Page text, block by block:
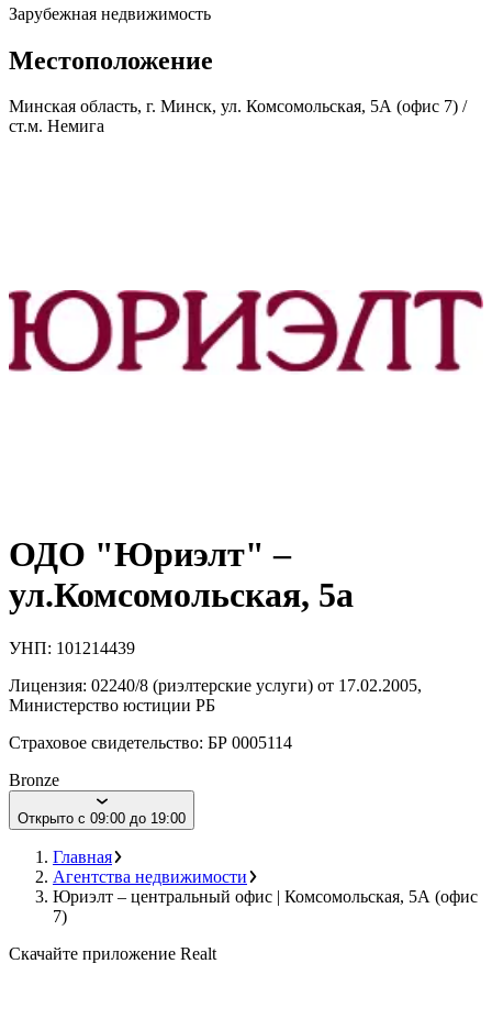
Зарубежная недвижимость
Местоположение
Минская область, г. Минск, ул. Комсомольская, 5А (офис 7) /
ст.м. Немига
ОДО "Юриэлт" –
ул.Комсомольская, 5а
УНП: 101214439
Лицензия: 02240/8 (риэлтерские услуги) от 17.02.2005,
Министерство юстиции РБ
Страховое свидетельство: БР 0005114
Bronze
Открыто с 09:00 до 19:00
Главная
Агентства недвижимости
Юриэлт – центральный офис | Комсомольская, 5А (офис
7)
Скачайте приложение Realt